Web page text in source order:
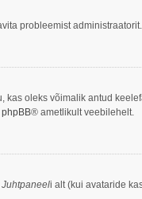
probleemist administraatorit.
oleks võimalik antud
phpBB® ametlikult veebilehelt.
Juhtpaneeli alt (kui avataride